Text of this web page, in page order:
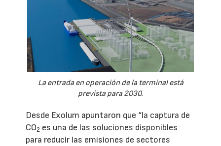
La entrada en operación de la terminal está
prevista para 2030.
Desde Exolum apuntaron que “la captura de
CO2 es una de las soluciones disponibles
para reducir las emisiones de sectores